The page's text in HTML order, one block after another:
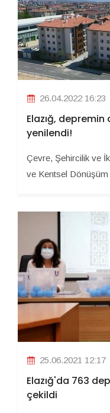
26.04.2022 16:23
Elazığ,
yenilendi!
Çevre, Şehircilik ve
ve Kentsel
25.06.2021 12:17
Elazığ'da 763
çekildi